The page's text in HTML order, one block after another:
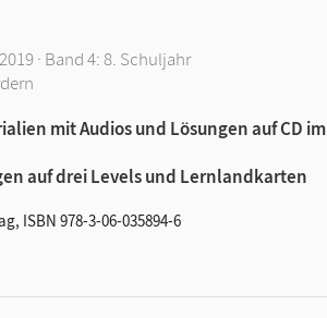
· Band 4: 8. Schuljahr
mit Audios und Lösungen auf CD im
auf drei Levels und Lernlandkarten
ISBN 978-3-06-035894-6